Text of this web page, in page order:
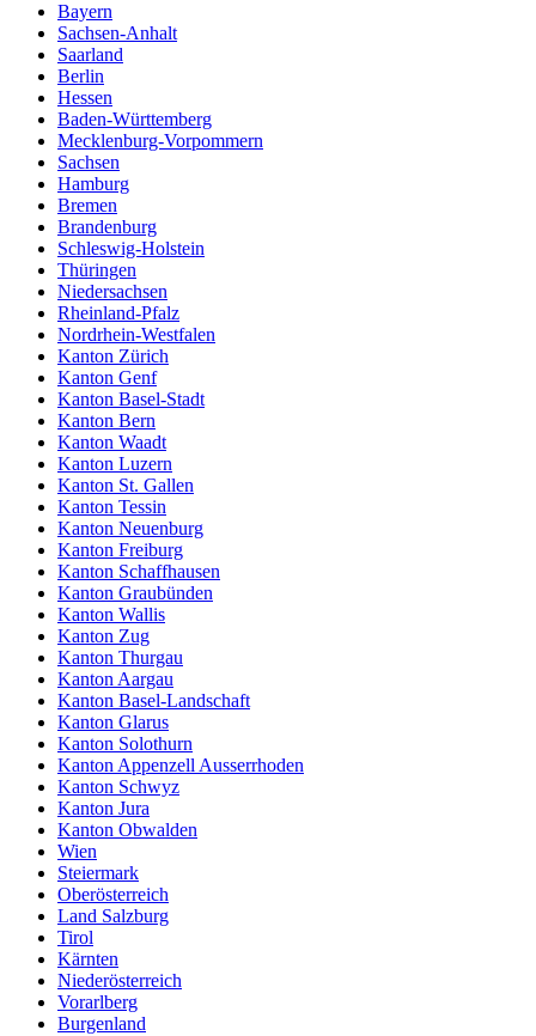
Bayern
Sachsen-Anhalt
Saarland
Berlin
Hessen
Baden-Württemberg
Mecklenburg-Vorpommern
Sachsen
Hamburg
Bremen
Brandenburg
Schleswig-Holstein
Thüringen
Niedersachsen
Rheinland-Pfalz
Nordrhein-Westfalen
Kanton Zürich
Kanton Genf
Kanton Basel-Stadt
Kanton Bern
Kanton Waadt
Kanton Luzern
Kanton St. Gallen
Kanton Tessin
Kanton Neuenburg
Kanton Freiburg
Kanton Schaffhausen
Kanton Graubünden
Kanton Wallis
Kanton Zug
Kanton Thurgau
Kanton Aargau
Kanton Basel-Landschaft
Kanton Glarus
Kanton Solothurn
Kanton Appenzell Ausserrhoden
Kanton Schwyz
Kanton Jura
Kanton Obwalden
Wien
Steiermark
Oberösterreich
Land Salzburg
Tirol
Kärnten
Niederösterreich
Vorarlberg
Burgenland